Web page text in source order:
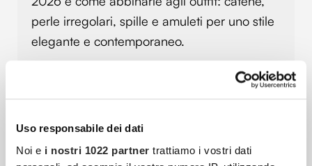
Uso responsabile dei dati
Noi e i nostri 1022 partner trattiamo i vostri dati
perle irregolari, spille e amuleti per uno stile
elegante e contemporaneo.
Blazer Donna Over 50: Eleganza Senza Età E Stile
Scopri come indossare il blazer da donna
dopo i 50 anni. Modelli, colori e consigli di